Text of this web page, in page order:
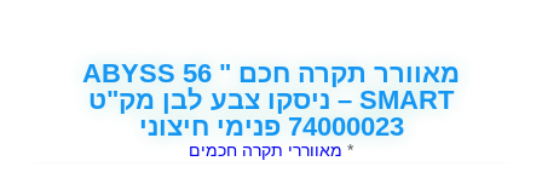
מאוורר תקרה חכם ABYSS 56 "
SMART – ניסקו צבע לבן מק"ט
74000023 פנימי חיצוני
* מאווררי תקרה חכמים